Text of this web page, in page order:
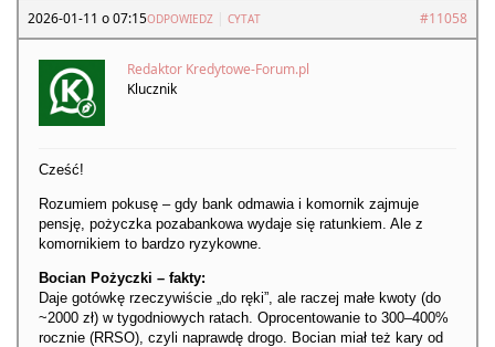
2026-01-11 o 07:15 #11058
ODPOWIEDZ CYTAT
Redaktor Kredytowe-Forum.pl
Klucznik
Cześć!
Rozumiem pokusę – gdy bank odmawia i komornik zajmuje
pensję, pożyczka pozabankowa wydaje się ratunkiem. Ale z
komornikiem to bardzo ryzykowne.
Bocian Pożyczki – fakty:
Daje gotówkę rzeczywiście „do ręki”, ale raczej małe kwoty (do
~2000 zł) w tygodniowych ratach. Oprocentowanie to 300–400%
rocznie (RRSO), czyli naprawdę drogo. Bocian miał też kary od